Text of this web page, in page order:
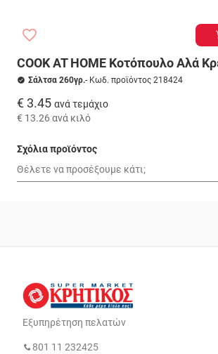
COOK AT HOME Κοτόπουλο Αλά
Σάλτσα 260γρ.- Κωδ. προϊόντος 218424
€ 3.45 ανά τεμάχιο
€ 13.26 ανά κιλό
Σχόλια προϊόντος
Εξυπηρέτηση πελατών
801 11 232425